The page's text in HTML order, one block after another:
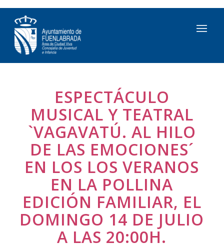
ESPECTÁCULO
MUSICAL Y TEATRAL
`VAGAVATÚ. AL HILO
DE LAS EMOCIONES´
EN LOS LOS VERANOS
EN LA POLLINA
EDICIÓN FAMILIAR, EL
DOMINGO 14 DE JULIO
A LAS 20:00H.